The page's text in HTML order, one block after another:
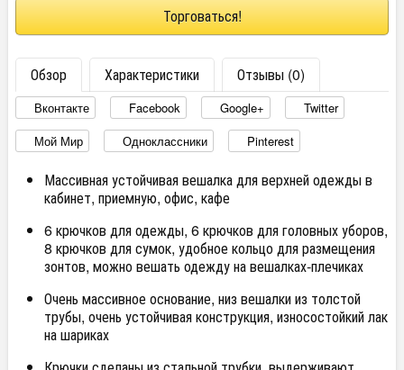
Торговаться!
Обзор Характеристики Отзывы (0)
Вконтакте Facebook Google+
Twitter
Мой Мир
Одноклассники Pinterest
Массивная устойчивая вешалка для верхней одежды в
кабинет, приемную, офис, кафе
6 крючков для одежды, 6 крючков для головных уборов,
8 крючков для сумок, удобное кольцо для размещения
зонтов, можно вешать одежду на вешалках-плечиках
Очень массивное основание, низ вешалки из толстой
трубы, очень устойчивая конструкция, износостойкий лак
на шариках